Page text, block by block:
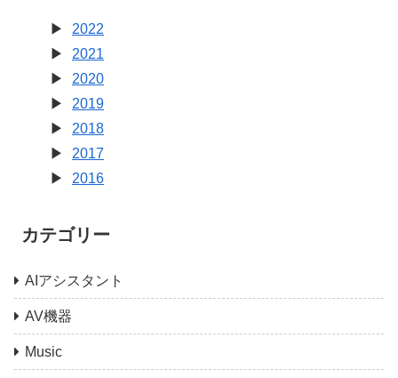
2022
2021
2020
2019
2018
2017
2016
カテゴリー
AIアシスタント
AV機器
Music